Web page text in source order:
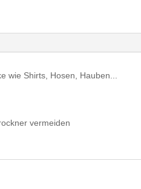
wie Shirts, Hosen, Hauben...
vermeiden